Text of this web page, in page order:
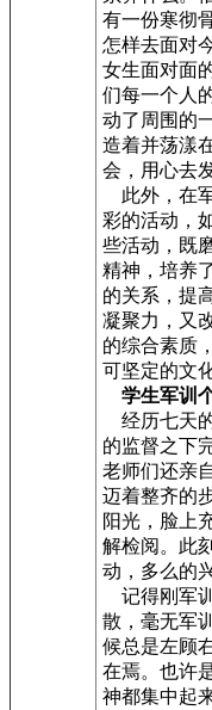
有一份寒彻
怎样去面对
女生面对面
们每一个人
动了周围的
造着并荡漾
会，用心去
此外，在
彩的活动，
些活动，既
精神，培养
的关系，提
凝聚力，又
的综合素质
可坚定的文
学生军训
经历七天
的监督之下
老师们还亲
迈着整齐的
阳光，脸上
解检阅。此
动，多么的
记得刚军
散，毫无军
候总是左顾
在焉。也许
神都集中起